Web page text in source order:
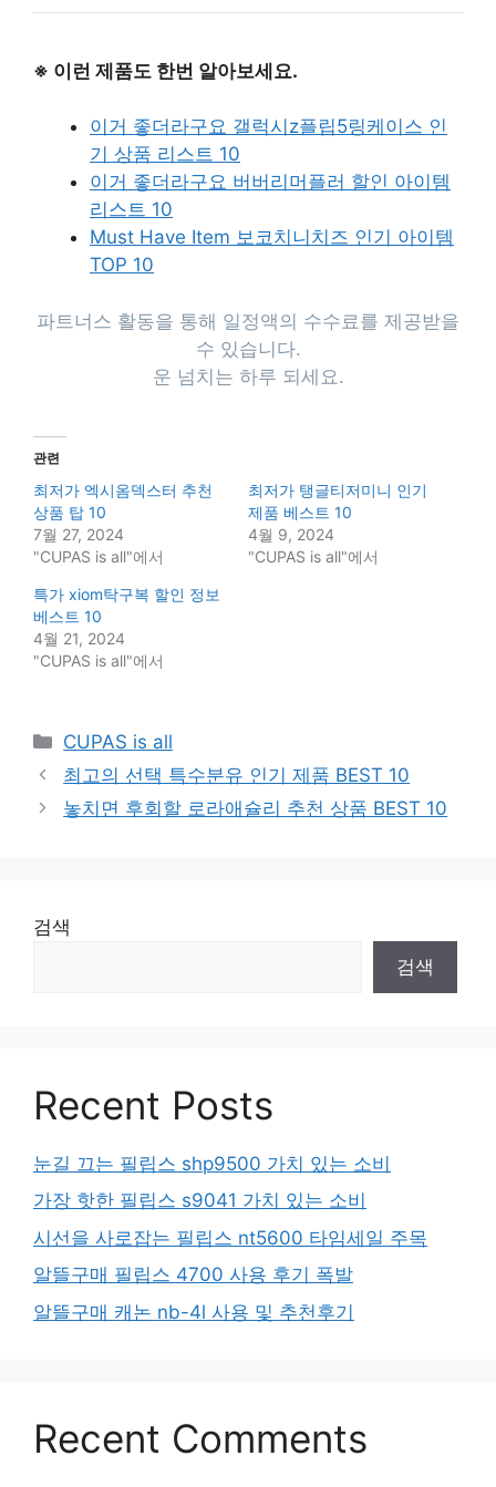
※ 이런 제품도 한번 알아보세요.
이거 좋더라구요 갤럭시z플립5링케이스 인
기 상품 리스트 10
이거 좋더라구요 버버리머플러 할인 아이템
리스트 10
Must Have Item 보코치니치즈 인기 아이템
TOP 10
파트너스 활동을 통해 일정액의 수수료를 제공받을
수 있습니다.
운 넘치는 하루 되세요.
관련
최저가 엑시옴덱스터 추천
상품 탑 10
7월 27, 2024
"CUPAS is all"에서
최저가 탱글티저미니 인기
제품 베스트 10
4월 9, 2024
"CUPAS is all"에서
특가 xiom탁구복 할인 정보
베스트 10
4월 21, 2024
"CUPAS is all"에서
Categories
CUPAS is all
최고의 선택 특수분유 인기 제품 BEST 10
놓치면 후회할 로라애슐리 추천 상품 BEST 10
검색
검색
Recent Posts
눈길 끄는 필립스 shp9500 가치 있는 소비
가장 핫한 필립스 s9041 가치 있는 소비
시선을 사로잡는 필립스 nt5600 타임세일 주목
알뜰구매 필립스 4700 사용 후기 폭발
알뜰구매 캐논 nb-4l 사용 및 추천후기
Recent Comments